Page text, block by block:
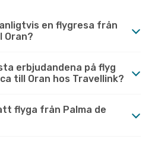
en flygresa från
Oran?
erbjudandena på flyg
till Oran hos Travellink?
flyga från Palma de